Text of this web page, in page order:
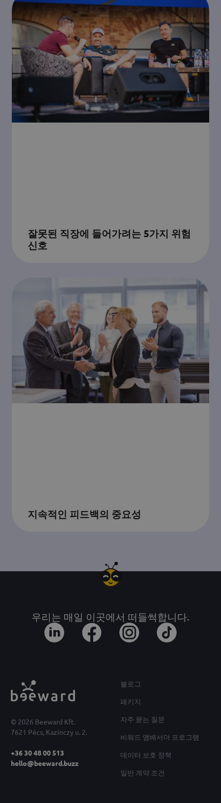
잘못된 직장에 들어가려는 5가지 위험
신호
지속적인 피드백의 중요성
© 2026 Beeward Kft.
7621 Pécs, Kazinczy u. 2.
+36 30 48 00 513
hello@beeward.buzz
우리는 매일 이곳에서 떠들썩합니다.
블로그
패키지
자주 묻는 질문
비워드 앰배서더 프로그램
데이터 보호 정책
일반 계약 조건